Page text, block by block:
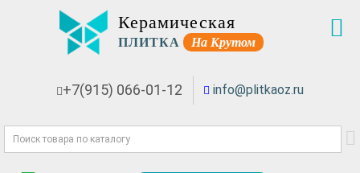
Керамическая
ПЛИТКА На Крутом
+7(915) 066-01-12 info@plitkaoz.ru